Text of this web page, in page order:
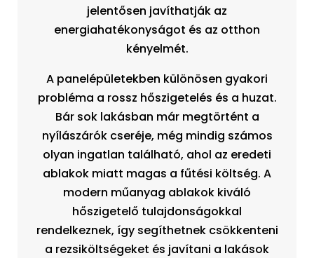
jelentősen javíthatják az
energiahatékonyságot és az otthon
kényelmét.
A panelépületekben különösen gyakori
probléma a rossz hőszigetelés és a huzat.
Bár sok lakásban már megtörtént a
nyílászárók cseréje, még mindig számos
olyan ingatlan található, ahol az eredeti
ablakok miatt magas a fűtési költség. A
modern műanyag ablakok kiváló
hőszigetelő tulajdonságokkal
rendelkeznek, így segíthetnek csökkenteni
a rezsiköltségeket és javítani a lakások